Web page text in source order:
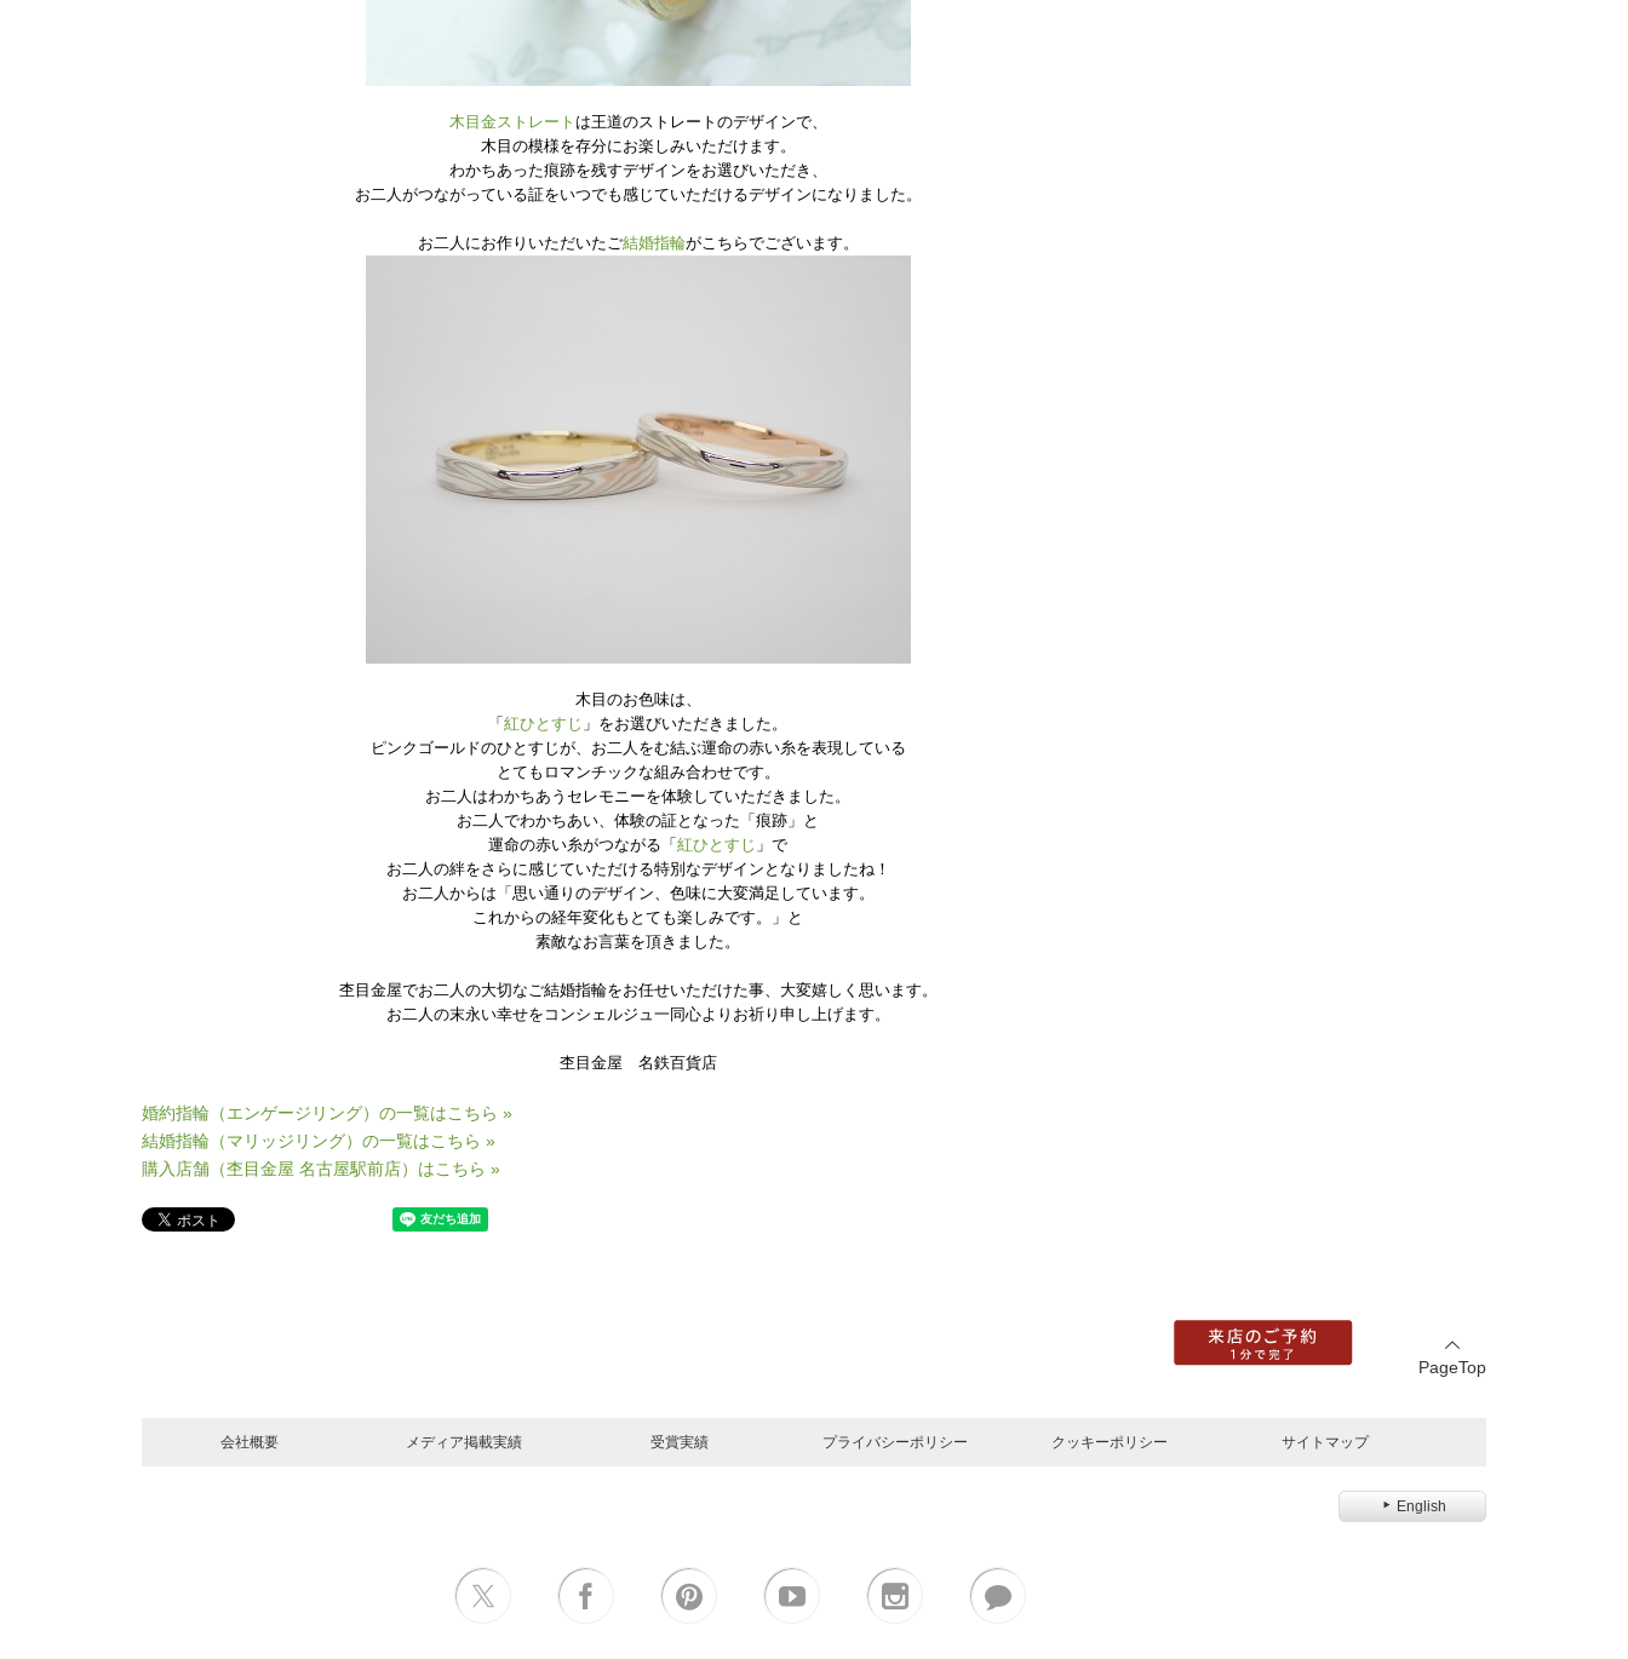
木目金ストレート は王道のストレートのデザインで、
木目の模様を存分にお楽しみいただけます。
わかちあった痕跡を残すデザインをお選びいただき、
お二人がつながっている証をいつでも感じていただけるデザインになりました。
お二人にお作りいただいたご結婚指輪がこちらでございます。
木目のお色味は、
「紅ひとすじ 」をお選びいただきました。
ピンクゴールドのひとすじが、お二人をむ結ぶ運命の赤い糸を表現している
とてもロマンチックな組み合わせです。
お二人はわかちあうセレモニーを体験していただきました。
お二人でわかちあい、体験の証となった「痕跡」と
運命の赤い糸がつながる「紅ひとすじ 」で
お二人の絆をさらに感じていただける特別なデザインとなりましたね！
お二人からは「思い通りのデザイン、色味に大変満足しています。
これからの経年変化もとても楽しみです。」と
素敵なお言葉を頂きました。
杢目金屋でお二人の大切なご結婚指輪をお任せいただけた事、大変嬉しく思います。
お二人の末永い幸せをコンシェルジュ一同心よりお祈り申し上げます。
杢目金屋 名鉄百貨店
婚約指輪（エンゲージリング）の一覧はこちら »
結婚指輪（マリッジリング）の一覧はこちら »
購入店舗（杢目金屋 名古屋駅前店）はこちら »
PageTop
会社概要 メディア掲載実績 受賞実績 プライバシーポリシー クッキーポリシー サイトマップ
English